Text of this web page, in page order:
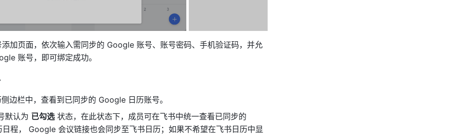
加页面，依次输入需同步的 Google 账号、账号密码、手机验证码，并允
账号，即可绑定成功。
边栏中，查看到已同步的 Google 日历账号。
默认为 已勾选 状态，在此状态下，成员可在飞书中统一查看已同步的
程， Google 会议链接也会同步至飞书日历；如果不希望在飞书日历中显